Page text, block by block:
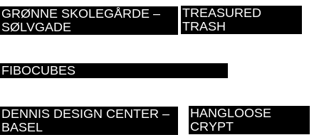
GRØNNE SKOLEGÅRDE –
SØLVGADE
TREASURED
TRASH
FIBOCUBES
DENNIS DESIGN CENTER –
BASEL
HANGLOOSE
CRYPT